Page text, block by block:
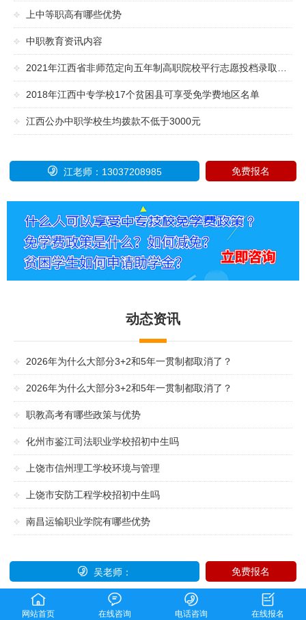
上中等职高有哪些优势
中职教育资讯内容
2018年江西中专学校17个贫困县可享受免学费地区名单
江西公办中职学校生均拨款不低于3000元
 江老师：13037208985 免费报名
动态资讯
2026年为什么大部分3+2和5年一贯制都取消了？
2026年为什么大部分3+2和5年一贯制都取消了？
职教高考有哪些政策与优势
化州市鉴江司法职业学校招初中生吗
上饶市信州理工学校环境与管理
上饶市安防工程学校招初中生吗
南昌运输职业学院有哪些优势
 吴老师： 免费报名

网站首页

在线咨询

电话咨询

在线报名